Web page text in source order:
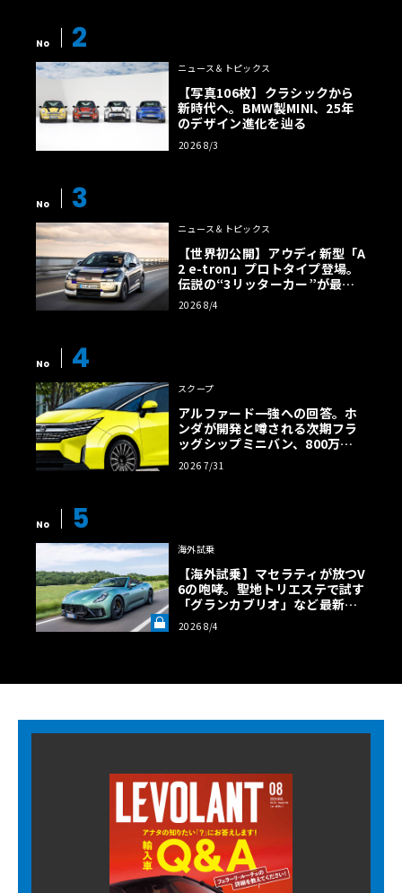
No 2
ニュース＆トピックス
【写真106枚】クラシックから
新時代へ。BMW製MINI、25年
のデザイン進化を辿る
2026 8/3
No 3
ニュース＆トピックス
【世界初公開】アウディ新型「A
2 e-tron」プロトタイプ登場。
伝説の“3リッターカー”が最高
効率エントリーBEVとして復活
【画像38枚】
2026 8/4
No 4
スクープ
アルファード一強への回答。ホ
ンダが開発と噂される次期フラ
ッグシップミニバン、800万円
超の勝算【予想CG】
2026 7/31
No 5
海外試乗
【海外試乗】マセラティが放つV
6の咆哮。聖地トリエステで試す
「グランカブリオ」など最新ト
ロフェオ3台の官能評価《LE VO
LANT LAB》
2026 8/4